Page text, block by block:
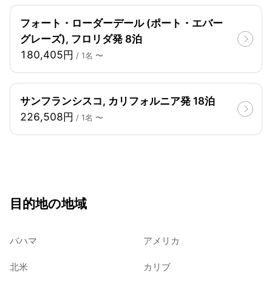
フォート・ローダーデール (ポート・エバー
グレーズ), フロリダ発 8泊
180,405円 / 1名 〜
サンフランシスコ, カリフォルニア発 18泊
226,508円 / 1名 〜
目的地の地域
バハマ アメリカ
北米 カリブ